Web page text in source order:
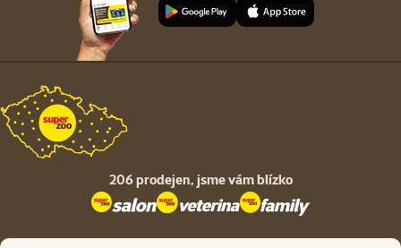
206 prodejen, jsme vám blízko